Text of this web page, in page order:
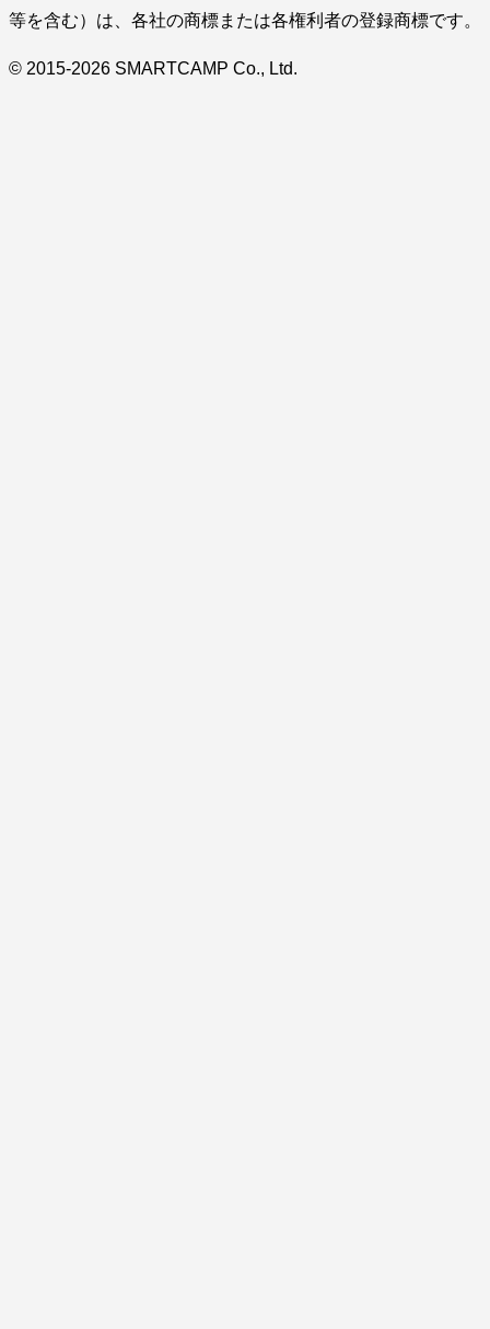
等を含む）は、各社の商標または各権利者の登録商標です。
© 2015-2026 SMARTCAMP Co., Ltd.